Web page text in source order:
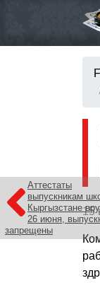
Аттестаты
выпускникам
Кыргызстане
26 июня,
запрещены
15